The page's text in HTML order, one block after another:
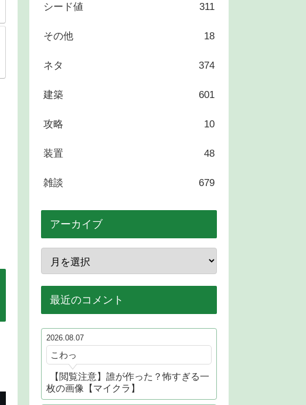
シード値 311
その他 18
ネタ 374
建築 601
攻略 10
装置 48
雑談 679
アーカイブ
最近のコメント
2026.08.07
こわっ
【閲覧注意】誰が作った？怖すぎる一
枚の画像【マイクラ】